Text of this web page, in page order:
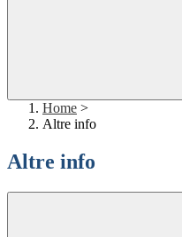
Home >
Altre info
Altre info